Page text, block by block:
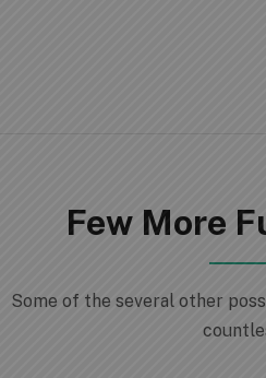
Few More
Some of the several other